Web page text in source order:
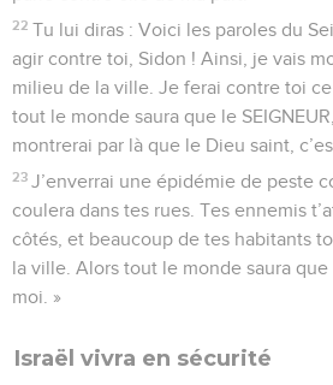
22 Tu lui diras : Voici les paroles du
agir contre toi, Sidon ! Ainsi, je vais
milieu de la ville. Je ferai contre toi
tout le monde saura que le
montrerai par là que le Dieu saint,
23 J’enverrai une épidémie de peste
coulera dans tes rues. Tes ennemis
côtés, et beaucoup de tes habitants
la ville. Alors tout le monde saura que
moi. »
Israël vivra en sécurité